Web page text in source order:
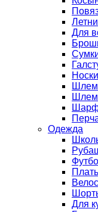
Для
Одежда
Для